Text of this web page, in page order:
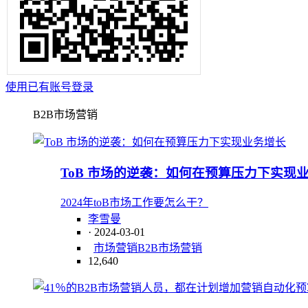
使用已有账号登录
B2B市场营销
ToB 市场的逆袭：如何在预算压力下实现
2024年toB市场工作要怎么干？
李雪曼
· 2024-03-01
市场营销B2B市场营销
12,640